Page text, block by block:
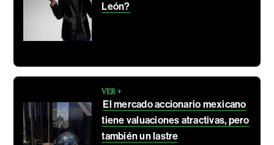
León?
VER +
El mercado accionario mexicano
tiene valuaciones atractivas, pero
también un lastre